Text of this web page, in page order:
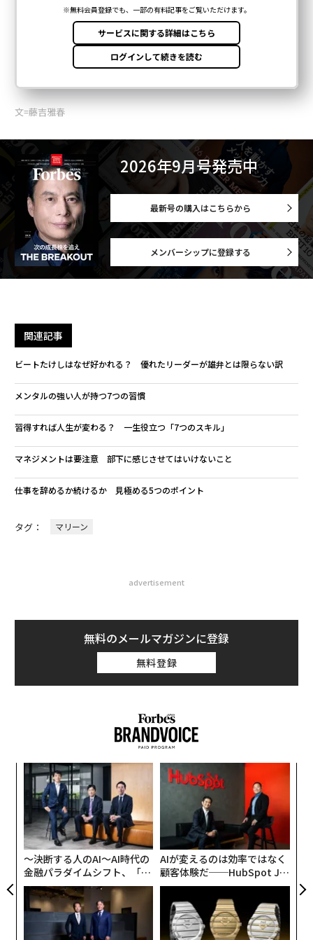
文=藤吉雅春
2026年9月号発売中
最新号の購入はこちらから
メンバーシップに登録する
関連記事
ビートたけしはなぜ好かれる？ 優れたリーダーが雄弁とは限らない訳
メンタルの強い人が持つ7つの習慣
習得すれば人生が変わる？ 一生役立つ「7つのスキル」
マネジメントは要注意 部下に感じさせてはいけないこと
仕事を辞めるか続けるか 見極める5つのポイント
タグ： マリーン
advertisement
無料のメールマガジンに登録
無料登録
〜決断する人のAI〜AI時代の
金融パラダイムシフト、「超
個別化」の核心 【MUFG×ウ
ェルスナビ×PwC】
AIが変えるのは効率ではなく
顧客体験だ──HubSpot Ja
panが語る「Grow Better」
な組織のつくり方